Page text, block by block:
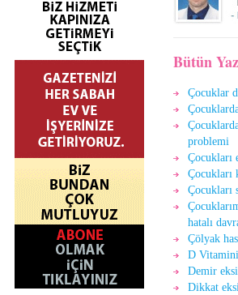
Bütün
Çocuklar
problemi
Çocukları
Çocukları
Çocukları
hatalı
Çölyak
D
Demir
Dikkat